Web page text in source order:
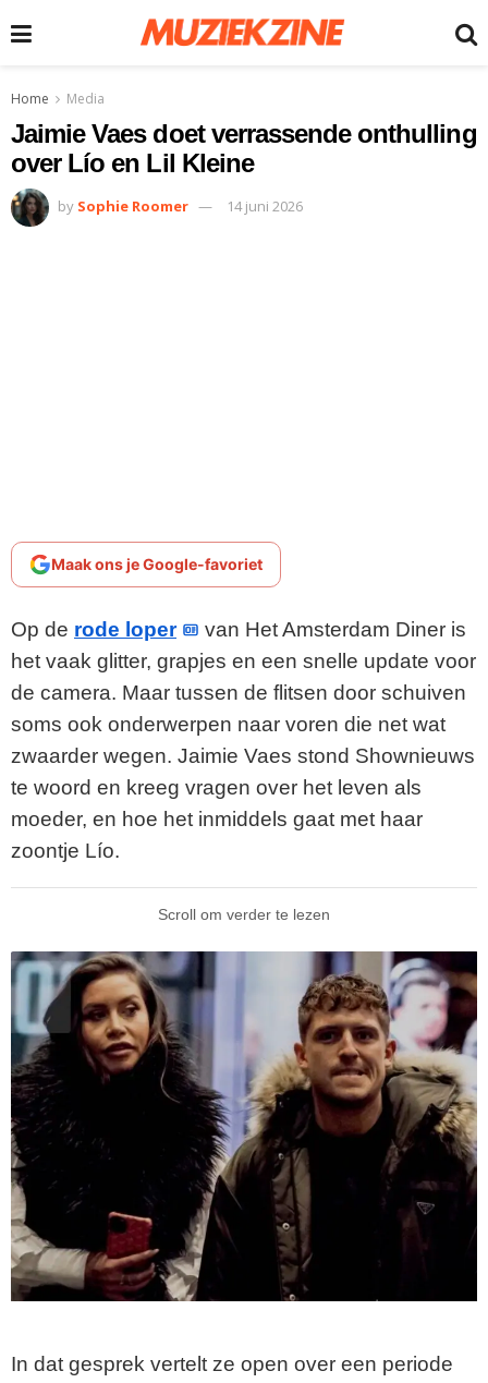
Home Media
Jaimie Vaes doet verrassende onthulling
over Lío en Lil Kleine
by Sophie Roomer 14 juni 2026
Maak ons je Google-favoriet
Op de rode loper
van Het Amsterdam Diner is
het vaak glitter, grapjes en een snelle update voor
de camera. Maar tussen de flitsen door schuiven
soms ook onderwerpen naar voren die net wat
zwaarder wegen. Jaimie Vaes stond Shownieuws
te woord en kreeg vragen over het leven als
moeder, en hoe het inmiddels gaat met haar
zoontje Lío.
Scroll om verder te lezen
In dat gesprek vertelt ze open over een periode